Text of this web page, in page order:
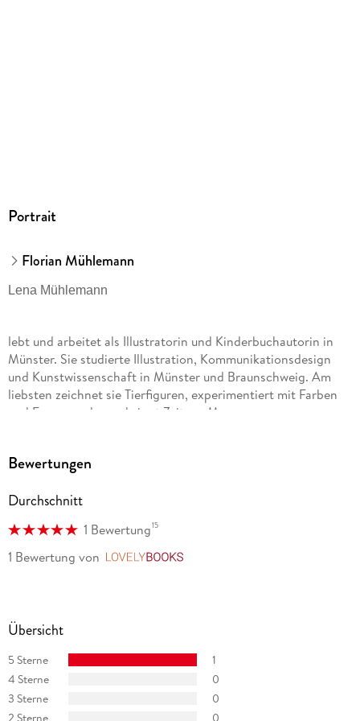
Portrait
Florian Mühlemann
Lena Mühlemann
lebt und arbeitet als Illustratorin und Kinderbuchautorin in
Münster. Sie studierte Illustration, Kommunikationsdesign
und Kunstwissenschaft in Münster und Braunschweig. Am
liebsten zeichnet sie Tierfiguren, experimentiert mit Farben
und Formen oder verbringt Zeit am Meer.
Florian Mühlemann
liebsten schreibt er in Reimen und ist glücklich, dass seine
Geschichten nicht bloß von seiner Schublade, sondern von
echten Menschen gelesen werden. Inspiration findet er, wenn
Bewertungen
Durchschnitt
1 Bewertung15
1 Bewertung von
Übersicht
5 Sterne
1
4 Sterne
0
3 Sterne
0
2 Sterne
0